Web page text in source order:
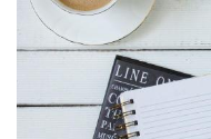
Recenzje